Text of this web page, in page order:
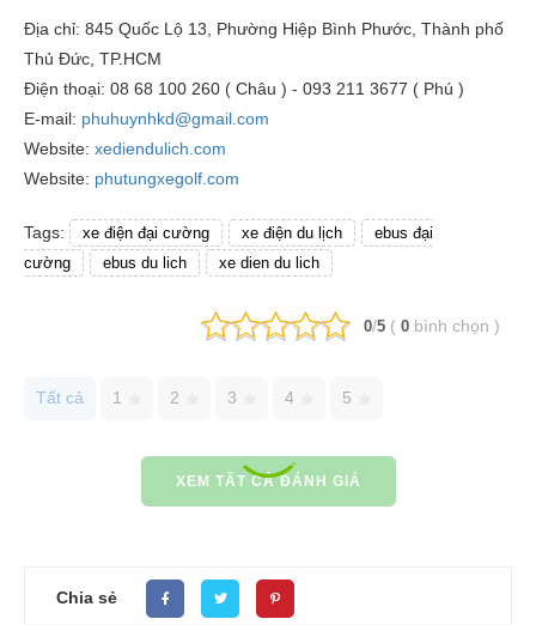
Địa chỉ: 845 Quốc Lộ 13, Phường Hiệp Bình Phước, Thành phố
Thủ Đức, TP.HCM
Điện thoại: 08 68 100 260 ( Châu ) - 093 211 3677 ( Phú )
E-mail: phuhuynhkd@gmail.com
Website: xediendulich.com
Website: phutungxegolf.com
Tags: xe điện đại cường xe điện du lịch
ebus đại
cường
ebus du lich xe dien du lich
0/5 ( 0 bình chọn )
Tất cả 1 2 3 4 5
XEM TẤT CẢ ĐÁNH GIÁ
Chia sẻ